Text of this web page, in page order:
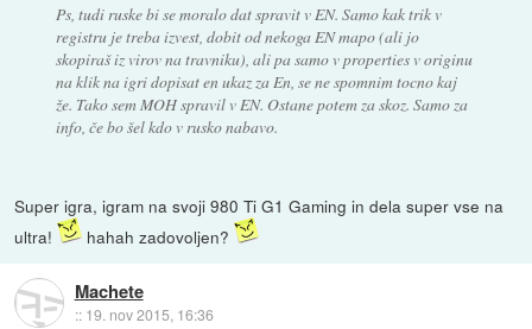
Ps, tudi ruske bi se moralo dat spravit v EN. Samo kak trik v
registru je treba izvest, dobit od nekoga EN mapo (ali jo
skopiraš iz virov na travniku), ali pa samo v properties v originu
na klik na igri dopisat en ukaz za En, se ne spomnim tocno kaj
že. Tako sem MOH spravil v EN. Ostane potem za skoz. Samo za
info, če bo šel kdo v rusko nabavo.
Super igra, igram na svoji 980 Ti G1 Gaming in dela super vse na
ultra!
hahah zadovoljen?
Machete
:: 19. nov 2015, 16:36